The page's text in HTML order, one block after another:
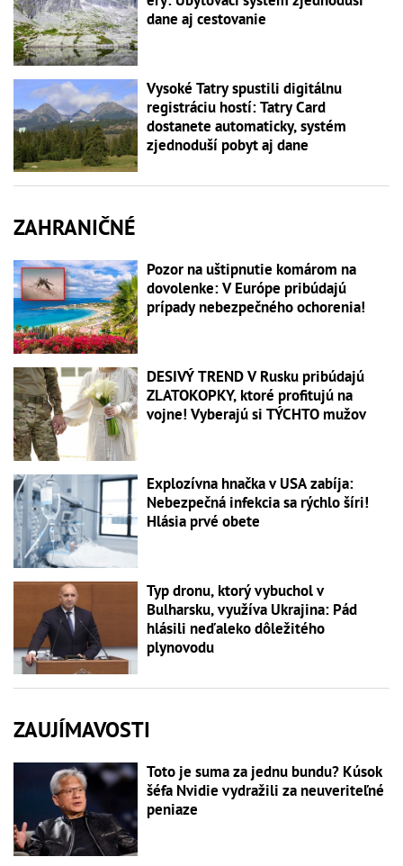
dane aj cestovanie
Vysoké Tatry spustili digitálnu
registráciu hostí: Tatry Card
dostanete automaticky, systém
zjednoduší pobyt aj dane
ZAHRANIČNÉ
Pozor na uštipnutie komárom na
dovolenke: V Európe pribúdajú
prípady nebezpečného ochorenia!
DESIVÝ TREND V Rusku pribúdajú
ZLATOKOPKY, ktoré profitujú na
vojne! Vyberajú si TÝCHTO mužov
Explozívna hnačka v USA zabíja:
Nebezpečná infekcia sa rýchlo šíri!
Hlásia prvé obete
Typ dronu, ktorý vybuchol v
Bulharsku, využíva Ukrajina: Pád
hlásili neďaleko dôležitého
plynovodu
ZAUJÍMAVOSTI
Toto je suma za jednu bundu? Kúsok
šéfa Nvidie vydražili za neuveriteľné
peniaze